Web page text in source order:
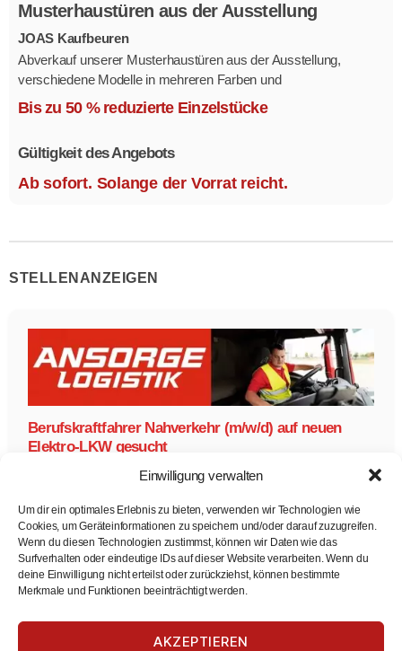
Einwilligung verwalten
Um dir ein optimales Erlebnis zu bieten, verwenden wir Technologien wie
Cookies, um Geräteinformationen zu speichern und/oder darauf zuzugreifen.
Wenn du diesen Technologien zustimmst, können wir Daten wie das
Surfverhalten oder eindeutige IDs auf dieser Website verarbeiten. Wenn du
deine Einwilligung nicht erteilst oder zurückziehst, können bestimmte
Merkmale und Funktionen beeinträchtigt werden.
AKZEPTIEREN
Musterhaustüren aus der Ausstellung
JOAS Kaufbeuren
Abverkauf unserer Musterhaustüren aus der Ausstellung,
verschiedene Modelle in mehreren Farben und
Ausstattungsvarianten.
Bis zu 50 % reduzierte Einzelstücke
Gültigkeit des Angebots
Ab sofort. Solange der Vorrat reicht.
STELLENANZEIGEN
Berufskraftfahrer Nahverkehr (m/w/d) auf neuen
Elektro-LKW gesucht
Berufskraftfahrer Nahverkehr auf neuen Elektro-LKW
gesucht
Vollzeit
Zur Stelle